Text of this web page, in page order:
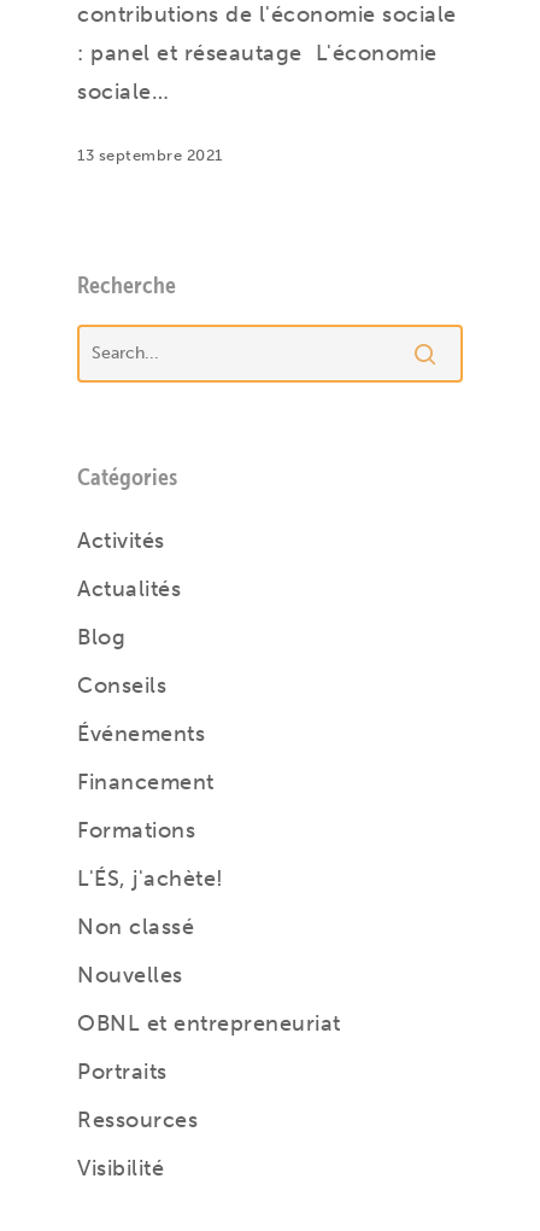
contributions de l'économie sociale
: panel et réseautage L'économie
sociale…
13 septembre 2021
Recherche
Catégories
Activités
Actualités
Blog
Conseils
Événements
Financement
Formations
L'ÉS, j'achète!
Non classé
Nouvelles
OBNL et entrepreneuriat
Portraits
Ressources
Visibilité